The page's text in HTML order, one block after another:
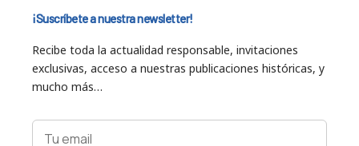
¡Suscríbete a nuestra newsletter!
Recibe toda la actualidad responsable, invitaciones
exclusivas, acceso a nuestras publicaciones históricas, y
mucho más…